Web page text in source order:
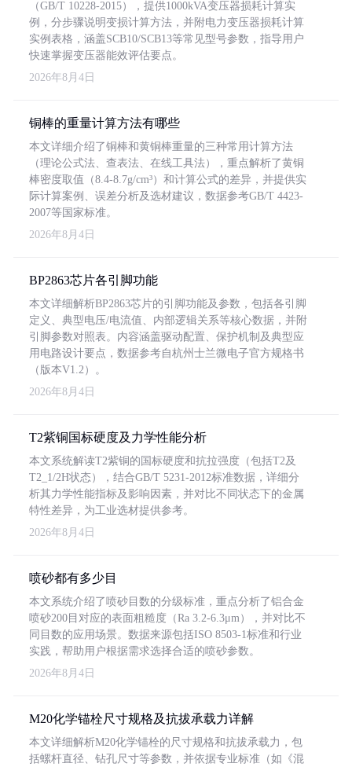
（GB/T 10228-2015），提供1000kVA变压器损耗计算实
例，分步骤说明变损计算方法，并附电力变压器损耗计算
实例表格，涵盖SCB10/SCB13等常见型号参数，指导用户
快速掌握变压器能效评估要点。
2026年8月4日
铜棒的重量计算方法有哪些
本文详细介绍了铜棒和黄铜棒重量的三种常用计算方法
（理论公式法、查表法、在线工具法），重点解析了黄铜
棒密度取值（8.4-8.7g/cm³）和计算公式的差异，并提供实
际计算案例、误差分析及选材建议，数据参考GB/T 4423-
2007等国家标准。
2026年8月4日
BP2863芯片各引脚功能
本文详细解析BP2863芯片的引脚功能及参数，包括各引脚
定义、典型电压/电流值、内部逻辑关系等核心数据，并附
引脚参数对照表。内容涵盖驱动配置、保护机制及典型应
用电路设计要点，数据参考自杭州士兰微电子官方规格书
（版本V1.2）。
2026年8月4日
T2紫铜国标硬度及力学性能分析
本文系统解读T2紫铜的国标硬度和抗拉强度（包括T2及
T2_1/2H状态），结合GB/T 5231-2012标准数据，详细分
析其力学性能指标及影响因素，并对比不同状态下的金属
特性差异，为工业选材提供参考。
2026年8月4日
喷砂都有多少目
本文系统介绍了喷砂目数的分级标准，重点分析了铝合金
喷砂200目对应的表面粗糙度（Ra 3.2-6.3μm），并对比不
同目数的应用场景。数据来源包括ISO 8503-1标准和行业
实践，帮助用户根据需求选择合适的喷砂参数。
2026年8月4日
M20化学锚栓尺寸规格及抗拔承载力详解
本文详细解析M20化学锚栓的尺寸规格和抗拔承载力，包
括螺杆直径、钻孔尺寸等参数，并依据专业标准（如《混